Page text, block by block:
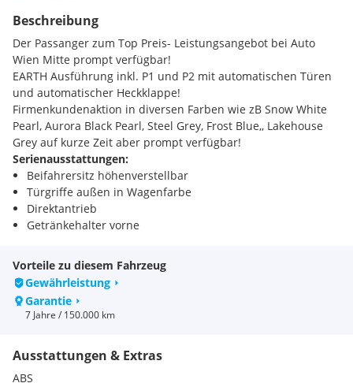
Beschreibung
Der Passanger zum Top Preis- Leistungsangebot bei Auto
Wien Mitte prompt verfügbar!
EARTH Ausführung inkl. P1 und P2 mit automatischen Türen
und automatischer Heckklappe!
Firmenkundenaktion in diversen Farben wie zB Snow White
Pearl, Aurora Black Pearl, Steel Grey, Frost Blue,, Lakehouse
Grey auf kurze Zeit aber prompt verfügbar!
Serienausstattungen:
Beifahrersitz höhenverstellbar
Türgriffe außen in Wagenfarbe
Direktantrieb
Getränkehalter vorne
Dämmerungssensor
Anti-Scheibenbeschlagsfunktion
Audio-Lenkradfernbedienung
Dritte Bremsleuchte LED
Gepäcknetzhaken
Limit Assist, ISLA)
Ladeanschluss 220 Volt im Innenraum
Vorteile zu diesem Fahrzeug
Gewährleistung
Garantie
7 Jahre / 150.000 km
Ausstattungen & Extras
ABS